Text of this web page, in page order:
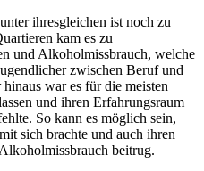
ihresgleichen ist noch zu
kam es zu
und Alkoholmissbrauch, welche
zwischen Beruf und
war es für die meisten
und ihren Erfahrungsraum
So kann es möglich sein,
sich brachte und auch ihren
beitrug.